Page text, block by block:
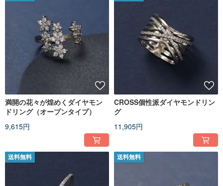
満開の花々が煌めくダイヤモン
ドリング（オープンタイプ）
9,615円
CROSS個性派ダイヤモンドリン
グ
11,905円
送料無料 送料無料